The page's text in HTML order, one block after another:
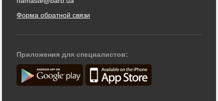
Форма обратной связи
Приложения для специалистов: